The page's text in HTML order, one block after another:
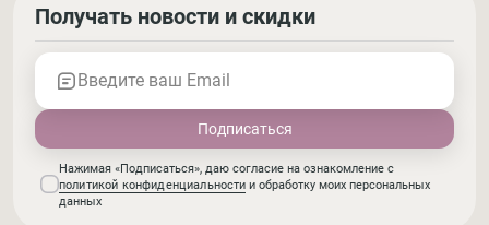
Получать новости и скидки
Введите ваш Email
Нажимая «Подписаться», даю согласие на ознакомление с
политикой конфиденциальности и обработку моих персональных
данных